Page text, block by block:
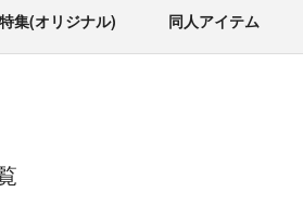
集(オリジナル) 同人アイテム